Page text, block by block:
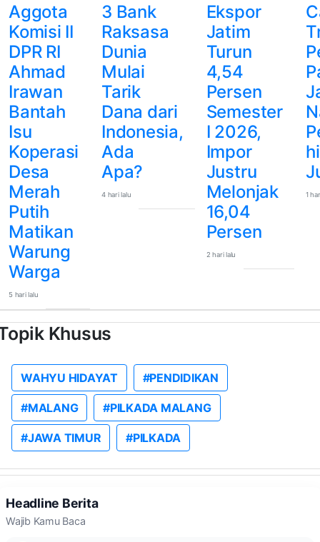
Aggota
Komisi II
DPR RI
Ahmad
Irawan
Bantah
Isu
Koperasi
Desa
Merah
Putih
Matikan
Warung
Warga
5 hari lalu
3 Bank
Raksasa
Dunia
Mulai
Tarik
Dana dari
Indonesia,
Ada
Apa?
4 hari lalu
Ekspor
Jatim
Turun
4,54
Persen
Semester
I 2026,
Impor
Justru
Melonjak
16,04
Persen
2 hari lalu
1
Khusus
WAHYU HIDAYAT #PENDIDIKAN
#MALANG #PILKADA MALANG
#JAWA TIMUR #PILKADA
Headline Berita
Wajib Kamu Baca